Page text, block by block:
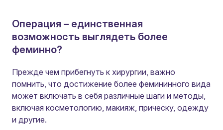
Операция – единственная
возможность выглядеть более
феминно?
Прежде чем прибегнуть к хирургии, важно
помнить, что достижение более фемининного вида
может включать в себя различные шаги и методы,
включая косметологию, макияж, прическу, одежду
и другие.